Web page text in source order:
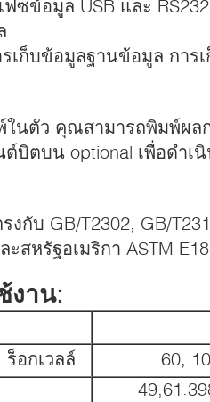
ฟซข้อมูล USB และ
เก็บข้อมูลฐานข้อมูล การ
ในตัว คุณสามารถพิมพ์ผล
ต์บิตบน optional เพื่อดํา
กับ GB/T2302, GB/
ะสหรัฐอเมริกา ASTM
งาน:
ร็อกเวลล์ 60,